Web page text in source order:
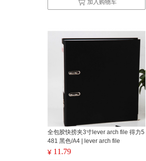
加入购物车
全包胶快捞夹3寸lever arch file 得力5
481 黑色/A4 | lever arch file
¥ 11.79